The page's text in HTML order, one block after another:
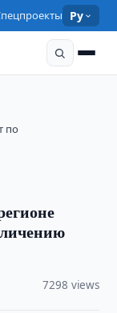
Ру
по
7298 views